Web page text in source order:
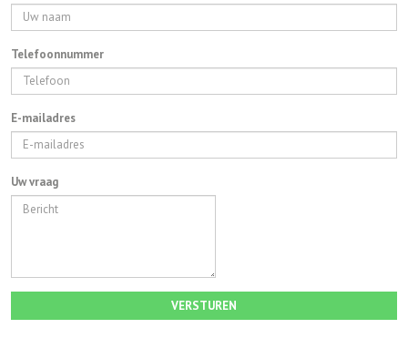
Telefoonnummer
E-mailadres
Uw vraag
VERSTUREN